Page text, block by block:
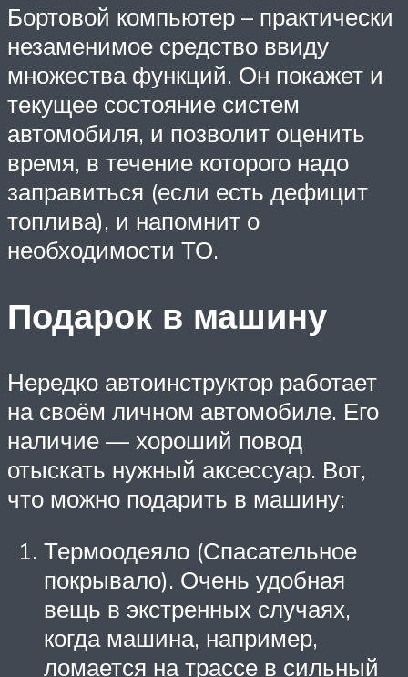
Бортовой компьютер – практически
незаменимое средство ввиду
множества функций. Он покажет и
текущее состояние систем
автомобиля, и позволит оценить
время, в течение которого надо
заправиться (если есть дефицит
топлива), и напомнит о
необходимости ТО.
Подарок в машину
Нередко автоинструктор работает
на своём личном автомобиле. Его
наличие — хороший повод
отыскать нужный аксессуар. Вот,
что можно подарить в машину:
Термоодеяло (Спасательное
покрывало). Очень удобная
вещь в экстренных случаях,
когда машина, например,
ломается на трассе в сильный